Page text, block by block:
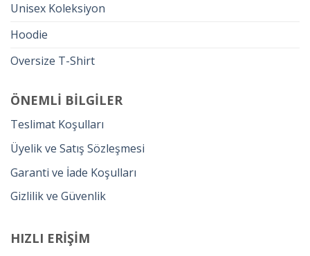
Unisex Koleksiyon
Hoodie
Oversize T-Shirt
ÖNEMLİ BİLGİLER
Teslimat Koşulları
Üyelik ve Satış Sözleşmesi
Garanti ve İade Koşulları
Gizlilik ve Güvenlik
HIZLI ERİŞİM